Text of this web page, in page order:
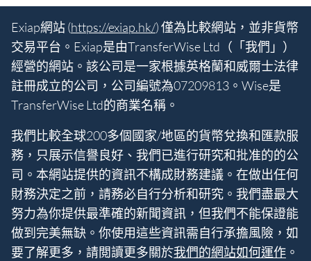
Exiap網站 (https://exiap.hk/) 僅為比較網站，並非貨幣
交易平台。Exiap是由TransferWise Ltd（「我們」）
經營的網站。該公司是一家根據英格蘭和威爾士法律
註冊成立的公司，公司編號為07209813。Wise是
TransferWise Ltd的商業名稱。
我們比較全球200多個國家/地區的貨幣兌換和匯款服
務，只展示信譽良好、我們已進行研究和批准的的公
司。本網站提供的資訊不構成財務建議。在做出任何
財務決定之前，請務必自行分析和研究。我們盡最大
努力為你提供最準確的新聞資訊，但我們不能保證能
做到完美無缺。你使用這些資訊需自行承擔風險，如
要了解更多，請閲讀更多關於我們的網站如何運作 。